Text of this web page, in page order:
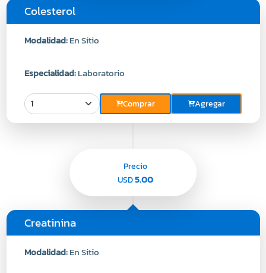
Colesterol
Modalidad:En Sitio
Especialidad:Laboratorio
Comprar Agregar
Creatinina
Modalidad:En Sitio
Precio
USD5.00